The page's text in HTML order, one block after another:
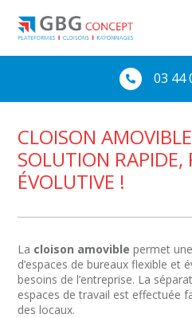
 03 44
CLOISON
SOLUTION RAPIDE,
ÉVOLUTIVE !
La cloison amovible permet
d’espaces de bureaux flexible et
besoins de l’entreprise. La
espaces de travail est effectuée
des locaux.